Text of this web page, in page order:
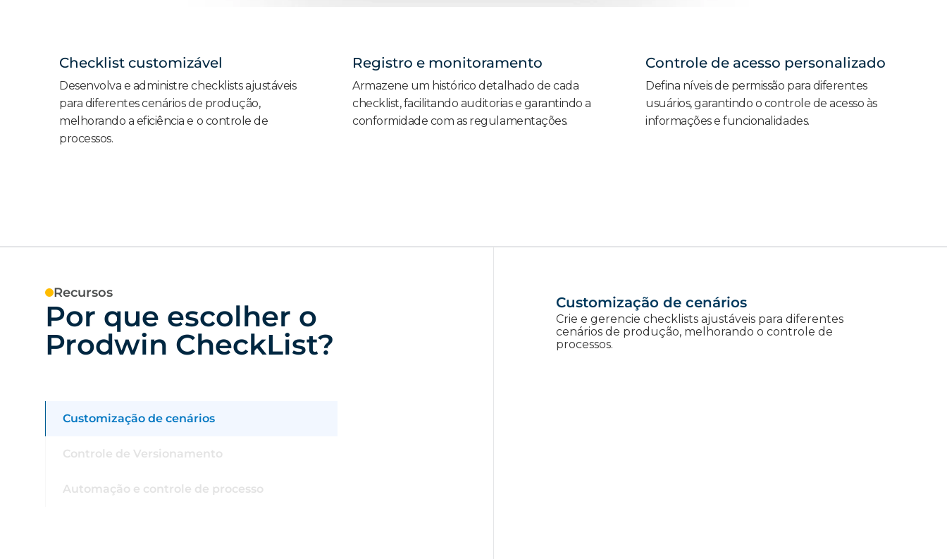
Checklist customizável
Desenvolva e administre checklists ajustáveis
para diferentes cenários de produção,
melhorando a eficiência e o controle de
processos.
Registro e monitoramento
Armazene um histórico detalhado de cada
checklist, facilitando auditorias e garantindo a
conformidade com as regulamentações.
Controle de acesso personalizado
Defina níveis de permissão para diferentes
usuários, garantindo o controle de acesso às
informações e funcionalidades.
Recursos
Por que escolher o
Prodwin CheckList?
Customização de cenários
Controle de Versionamento
Automação e controle de processo
Customização de cenários
Crie e gerencie checklists ajustáveis para diferentes
cenários de produção, melhorando o controle de
processos.